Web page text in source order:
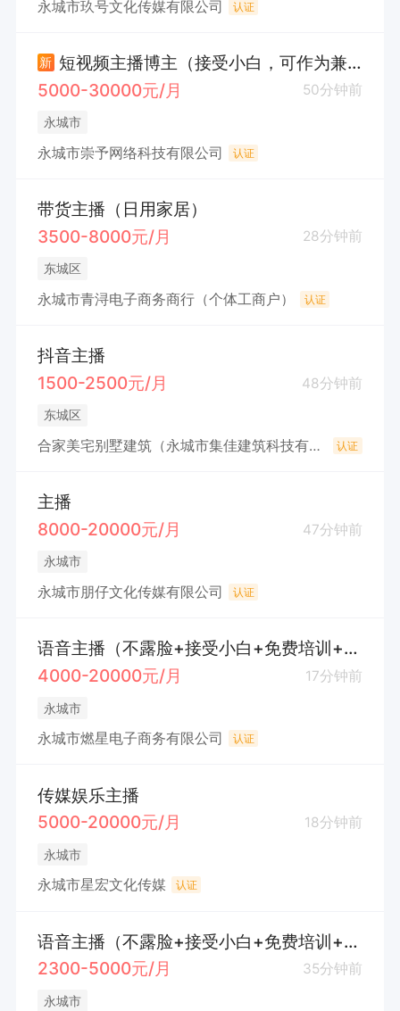
永城市玖号文化传媒有限公司 认证
新
短视频主播博主（接受小白，可作为兼.职）
5000-30000元/月
50分钟前
永城市
永城市崇予网络科技有限公司 认证
带货主播（日用家居）
3500-8000元/月
28分钟前
东城区
永城市青浔电子商务商行（个体工商户） 认证
抖音主播
1500-2500元/月
48分钟前
东城区
合家美宅别墅建筑（永城市集佳建筑科技有限公司） 认证
主播
8000-20000元/月
47分钟前
永城市
永城市朋仔文化传媒有限公司 认证
语音主播（不露脸+接受小白+免费培训+包住）
4000-20000元/月
17分钟前
永城市
永城市燃星电子商务有限公司 认证
传媒娱乐主播
5000-20000元/月
18分钟前
永城市
永城市星宏文化传媒 认证
语音主播（不露脸+接受小白+免费培训+包住）
2300-5000元/月
35分钟前
永城市